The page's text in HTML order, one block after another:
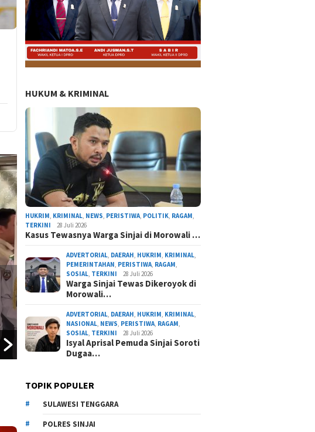
ADVERTORIAL NASIONAL NEWS ORGANISASI PERISTIWA
Ratnawati Arif Resmi Pimpin Gerindra Sinjai,
By Admin Redaksi
HUKUM & KRIMINAL
HUKRIM, KRIMINAL, NEWS, PERISTIWA, POLITIK, RAGAM,
TERKINI
28 Juli 2026
Kasus Tewasnya Warga Sinjai di Morowali …
ADVERTORIAL, DAERAH, HUKRIM, KRIMINAL,
PEMERINTAHAN, PERISTIWA, RAGAM,
SOSIAL, TERKINI 28 Juli 2026
Warga Sinjai Tewas Dikeroyok di
Morowali…
ADVERTORIAL, DAERAH, HUKRIM, KRIMINAL,
NASIONAL, NEWS, PERISTIWA, RAGAM,
SOSIAL, TERKINI 28 Juli 2026
Isyal Aprisal Pemuda Sinjai Soroti
Dugaa…
TOPIK POPULER
SULAWESI TENGGARA
POLRES SINJAI